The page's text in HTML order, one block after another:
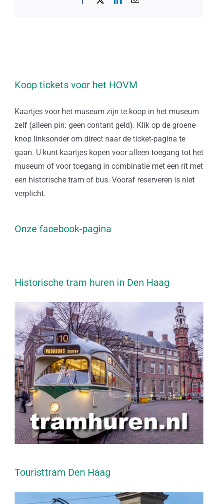
Koop tickets voor het HOVM
Kaartjes voor het museum zijn te koop in het museum
zelf (alleen pin: geen contant geld). Klik op de groene
knop linksonder om direct naar de ticket-pagina te
gaan. U kunt kaartjes kopen voor alleen toegang tot het
museum of voor toegang in combinatie met een rit met
een historische tram of bus. Vooraf reserveren is niet
verplicht.
Onze facebook-pagina
Historische tram huren in Den Haag
Touristtram Den Haag